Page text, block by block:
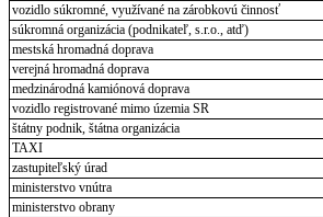
vozidlo súkromné, využívané na zárobkovú činnosť
súkromná organizácia (podnikateľ, s.r.o., atď)
mestská hromadná doprava
verejná hromadná doprava
medzinárodná kamiónová doprava
vozidlo registrované mimo územia SR
štátny podnik, štátna organizácia
TAXI
zastupiteľský úrad
ministerstvo vnútra
ministerstvo obrany